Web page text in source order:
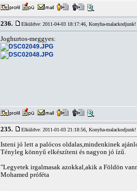
236. Elküldve: 2011-04-03 18:17:46, Konyha-malackodjunk!
Joghurtos-meggyes:
235. Elküldve: 2011-01-03 21:18:56, Konyha-malackodjunk!
Isteni jó lett a palócos oldalas,mindenkinek
Tényleg könnyű elkészíteni és nagyon jó ízű.
"Legyetek irgalmasak azokkal,akik a Földön
Mohamed próféta